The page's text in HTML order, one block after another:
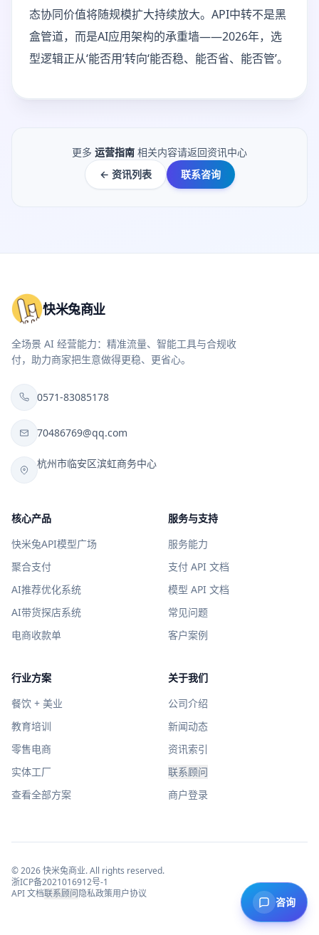
态协同价值将随规模扩大持续放大。API中转不是黑
盒管道，而是AI应用架构的承重墙——2026年，选
型逻辑正从‘能否用’转向‘能否稳、能否省、能否管’。
更多 运营指南 相关内容请返回资讯中心
← 资讯列表
联系咨询
快米兔商业
全场景 AI 经营能力：精准流量、智能工具与合规收
付，助力商家把生意做得更稳、更省心。
0571-83085178
70486769@qq.com
杭州市临安区滨虹商务中心
核心产品
快米兔API模型广场
聚合支付
AI推荐优化系统
AI带货探店系统
电商收款单
服务与支持
服务能力
支付 API 文档
模型 API 文档
常见问题
客户案例
行业方案
餐饮 + 美业
教育培训
零售电商
实体工厂
查看全部方案
关于我们
公司介绍
新闻动态
资讯索引
联系顾问
商户登录
©2026快米兔商业. All rights reserved.
浙ICP备2021016912号-1
API 文档联系顾问隐私政策用户协议
咨询